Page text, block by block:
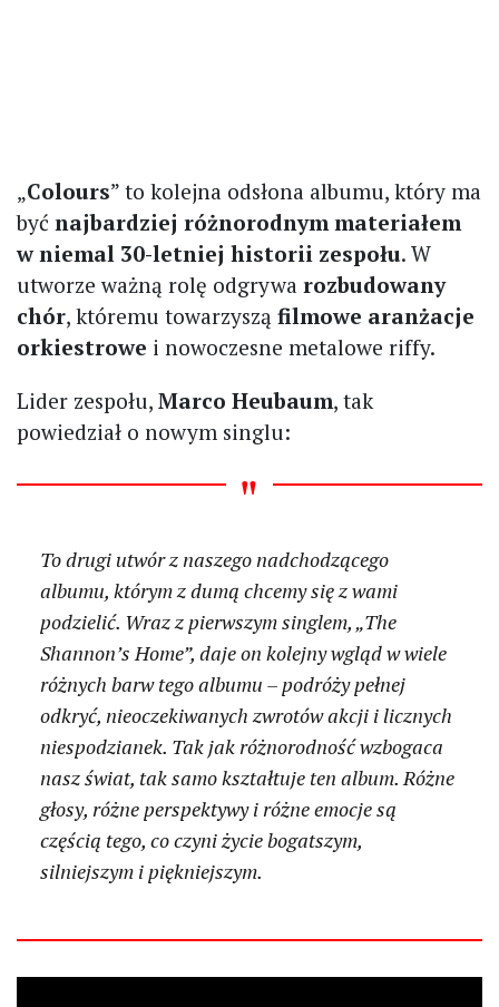
„Colours” to kolejna odsłona albumu, który ma
być najbardziej różnorodnym materiałem
w niemal 30-letniej historii zespołu. W
utworze ważną rolę odgrywa rozbudowany
chór, któremu towarzyszą filmowe aranżacje
orkiestrowe i nowoczesne metalowe riffy.
Lider zespołu, Marco Heubaum, tak
powiedział o nowym singlu:
To drugi utwór z naszego nadchodzącego
albumu, którym z dumą chcemy się z wami
podzielić. Wraz z pierwszym singlem, „The
Shannon’s Home”, daje on kolejny wgląd w wiele
różnych barw tego albumu – podróży pełnej
odkryć, nieoczekiwanych zwrotów akcji i licznych
niespodzianek. Tak jak różnorodność wzbogaca
nasz świat, tak samo kształtuje ten album. Różne
głosy, różne perspektywy i różne emocje są
częścią tego, co czyni życie bogatszym,
silniejszym i piękniejszym.